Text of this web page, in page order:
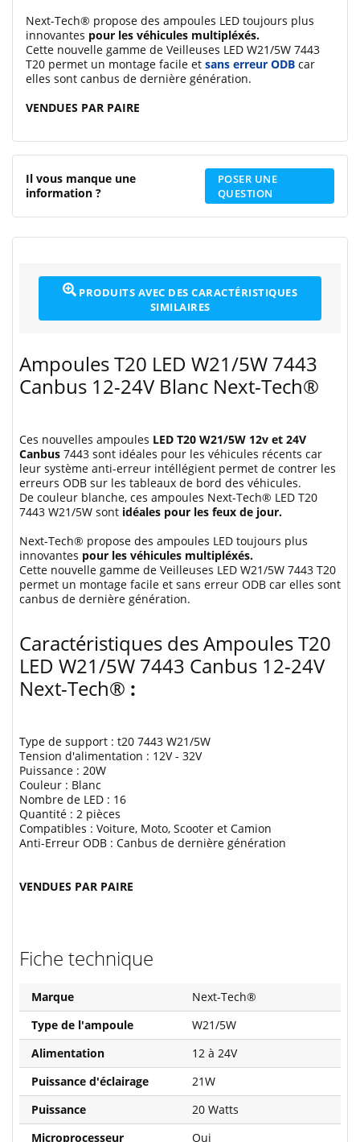
Next-Tech® propose des ampoules LED toujours plus
innovantes pour les véhicules multipléxés.
Cette nouvelle gamme de Veilleuses LED W21/5W 7443
T20 permet un montage facile et sans erreur ODB car
elles sont canbus de dernière génération.
VENDUES PAR PAIRE
Il vous manque une
information ?
POSER UNE
QUESTION
PRODUITS AVEC DES CARACTÉRISTIQUES
SIMILAIRES
Ampoules T20 LED W21/5W 7443
Canbus 12-24V Blanc Next-Tech®
Ces nouvelles ampoules LED T20 W21/5W 12v et 24V
Canbus 7443 sont idéales pour les véhicules récents car
leur système anti-erreur intéllégient permet de contrer les
erreurs ODB sur les tableaux de bord des véhicules.
De couleur blanche, ces ampoules Next-Tech® LED T20
7443 W21/5W sont idéales pour les feux de jour.
Next-Tech® propose des ampoules LED toujours plus
innovantes pour les véhicules multipléxés.
Cette nouvelle gamme de Veilleuses LED W21/5W 7443 T20
permet un montage facile et sans erreur ODB car elles sont
canbus de dernière génération.
Caractéristiques des Ampoules T20
LED W21/5W 7443 Canbus 12-24V
Next-Tech® :
Type de support : t20 7443 W21/5W
Tension d'alimentation : 12V - 32V
Puissance : 20W
Couleur : Blanc
Nombre de LED : 16
Quantité : 2 pièces
Compatibles : Voiture, Moto, Scooter et Camion
Anti-Erreur ODB : Canbus de dernière génération
VENDUES PAR PAIRE
Fiche technique
Marque
Next-Tech®
Type de l'ampoule
W21/5W
Alimentation
12 à 24V
Puissance d'éclairage
21W
Puissance
20 Watts
Microprocesseur
Oui